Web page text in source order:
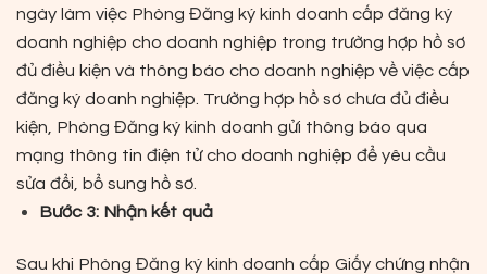
ngày làm việc Phòng Đăng ký kinh doanh cấp đăng ký
doanh nghiệp cho doanh nghiệp trong trường hợp hồ sơ
đủ điều kiện và thông báo cho doanh nghiệp về việc cấp
đăng ký doanh nghiệp. Trường hợp hồ sơ chưa đủ điều
kiện, Phòng Đăng ký kinh doanh gửi thông báo qua
mạng thông tin điện tử cho doanh nghiệp để yêu cầu
sửa đổi, bổ sung hồ sơ.
Bước 3: Nhận kết quả
Sau khi Phòng Đăng ký kinh doanh cấp Giấy chứng nhận